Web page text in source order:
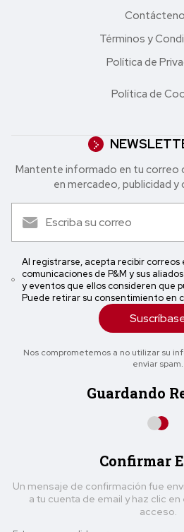
Términos y
Política de
Política de
Mantente informado en tu correo
en mercadeo, publicidad y
Al registrarse, acepta recibir
comunicaciones de P&M y sus
y eventos que ellos consideren que
Puede retirar su consentimiento en
Nos comprometemos a no utilizar su
enviar spam.
Guardando
Confirmar
Un mensaje de confirmación fue
a tu cuenta de email y haz clic
acceso.